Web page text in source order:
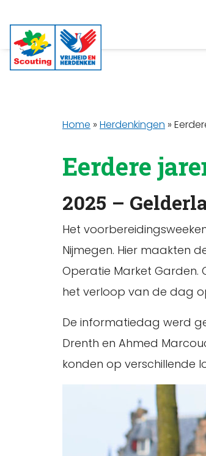
Home » Herdenkingen »
Eerdere
2025 –
Het
Nijmegen. Hier maakten
Operatie Market Garden.
het verloop van de dag
De informatiedag werd
Drenth en Ahmed
konden op verschillende